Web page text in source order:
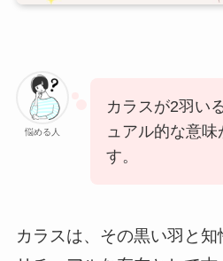
悩める人
カラスが2羽い
ュアル的な意
す。
カラスは、その黒い羽と